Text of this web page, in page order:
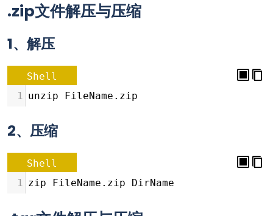
.zip文件解压与压缩
1、解压
Shell
1 unzip FileName.zip
2、压缩
Shell
1 zip FileName.zip DirName